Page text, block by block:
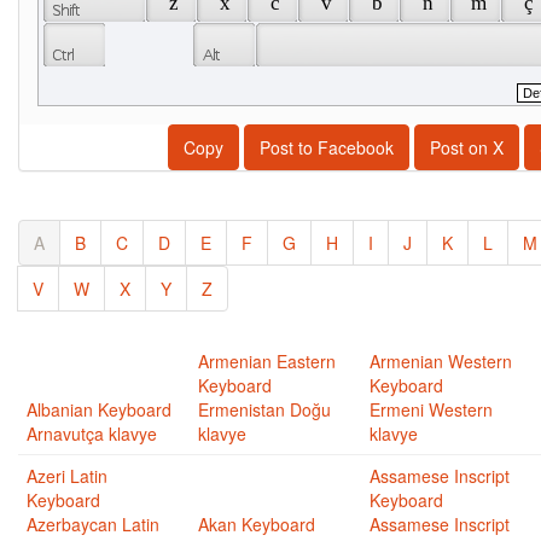
Copy Post to Facebook Post on X
A B C D E F G H I J K L
M
V
W X Y Z
Albanian Keyboard
Arnavutça klavye
Armenian Eastern
Keyboard
Ermenistan Doğu
klavye
Armenian Western
Keyboard
Ermeni Western
klavye
Azeri Latin
Keyboard
Azerbaycan Latin
Akan Keyboard
Assamese Inscript
Keyboard
Assamese Inscript